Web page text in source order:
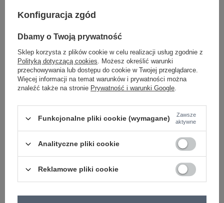
jasny żółty
S/M 5906694103896 -
Zobacz wszystkie kolory (+3)
ZALOGUJ SIĘ I ZOBACZ CENĘ
Konfiguracja zgód
Dbamy o Twoją prywatność
Sklep korzysta z plików cookie w celu realizacji usług zgodnie z
Polityką dotyczącą cookies. Możesz określić warunki
przechowywania lub dostępu do cookie w Twojej przeglądarce.
Więcej informacji na temat warunków i prywatności można
znaleźć także na stronie Prywatność i warunki Google.
Funkcjonalne pliki cookie (wymagane)
Zawsze
aktywne
Analityczne pliki cookie
Reklamowe pliki cookie